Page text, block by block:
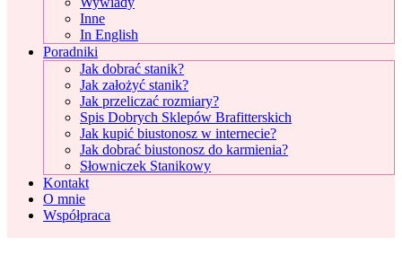
Inne
In English
Poradniki
Jak dobrać stanik?
Jak założyć stanik?
Jak przeliczać rozmiary?
Spis Dobrych Sklepów Brafitterskich
Jak kupić biustonosz w internecie?
Jak dobrać biustonosz do karmienia?
Słowniczek Stanikowy
Kontakt
O mnie
Współpraca